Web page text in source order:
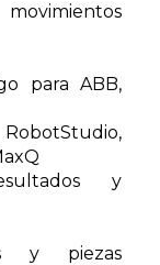
para ABB,
y
y piezas